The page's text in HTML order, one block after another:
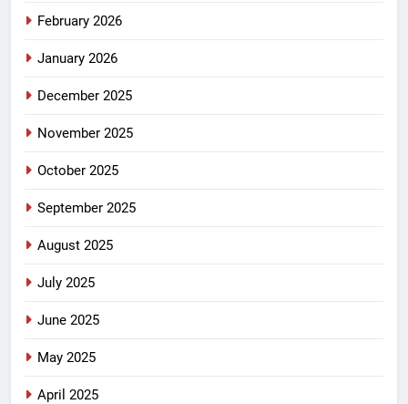
February 2026
January 2026
December 2025
November 2025
October 2025
September 2025
August 2025
July 2025
June 2025
May 2025
April 2025